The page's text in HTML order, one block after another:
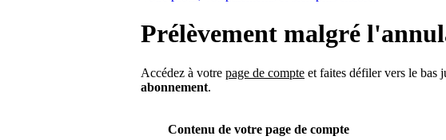
Prélèvement malgré
Accédez à votre page de compte et faites défiler vers le bas
abonnement.
Contenu de votre page de compte